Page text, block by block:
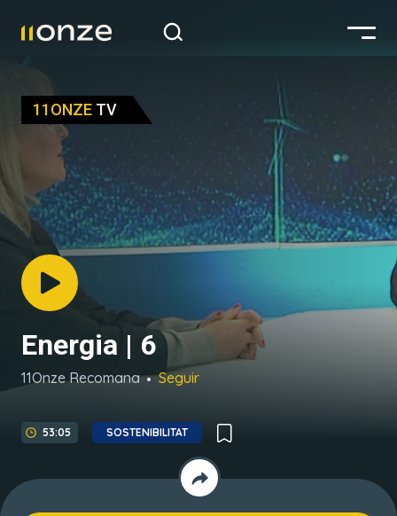
11ONZE TV
Energia | 6
11Onze Recomana Seguir
53:05 SOSTENIBILITAT